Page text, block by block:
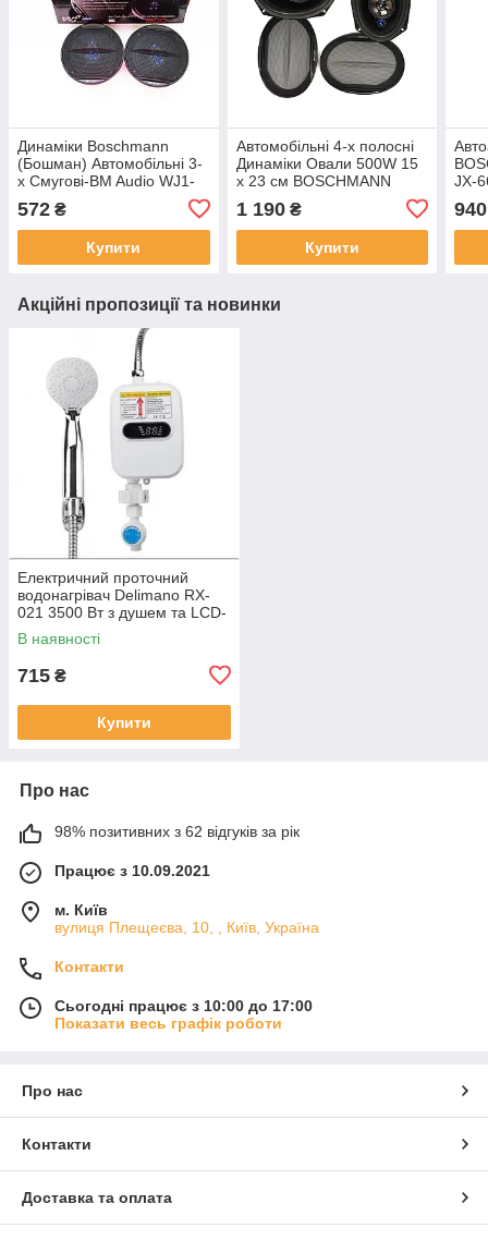
Динаміки Boschmann
(Бошман) Автомобільні 3-
х Смугові-BM Audio WJ1-
S55V3 (300W) Акустика 13
(см)
572 ₴
Купити
Автомобільні 4-х полосні
Динаміки Овали 500W 15
х 23 см BOSCHMANN
WJ1-S99V4 (Автоакустика
Колонки Бошман)
1 190₴
Купити
JX-
940
Акційні пропозиції та новинки
Електричний проточний
водонагрівач Delimano RX-
021 3500 Вт з душем та LCD-
дисплеєм
В наявності
715 ₴
Купити
Про нас
98% позитивних з 62 відгуків за рік
Працює з 10.09.2021
м. Київ
вулиця Плещеєва, 10, , Київ, Україна
Контакти
Сьогодні працює з 10:00 до 17:00
Показати весь графік роботи
Про нас
Контакти
Доставка та оплата